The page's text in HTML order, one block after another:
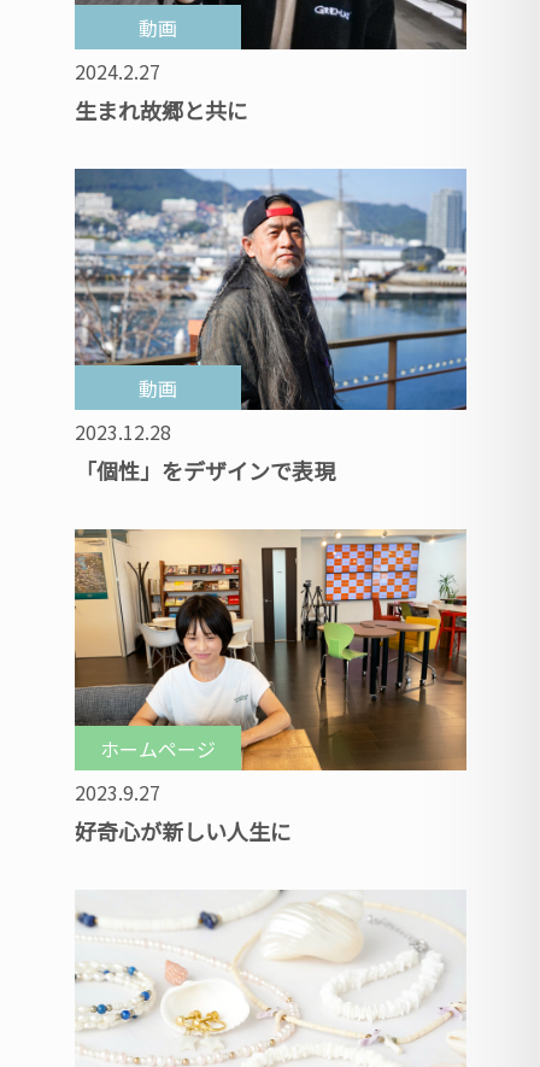
動画
2024.2.27
生まれ故郷と共に
動画
2023.12.28
「個性」をデザインで表現
ホームページ
2023.9.27
好奇心が新しい人生に